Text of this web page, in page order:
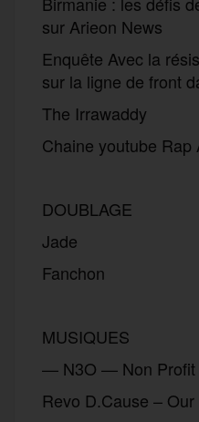
sur Arieon News
Enquête Avec la
sur la ligne de front
The Irrawaddy
Chaine youtube Rap
DOUBLAGE
Jade
Fanchon
MUSIQUES
— N3O — Non Profit
Revo D.Cause –